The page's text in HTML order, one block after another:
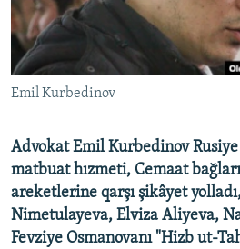
Українською
QOŞULIÑIZ!
RFE/RS bütün saytları
Emil Kurbedinov
Advokat Emil Kurbedinov Rusiye
matbuat hızmeti, Cemaat
areketlerine qarşı şikâyet
Nimetulayeva, Elviza Aliyeva,
Fevziye Osmanovanı "Hizb ut-